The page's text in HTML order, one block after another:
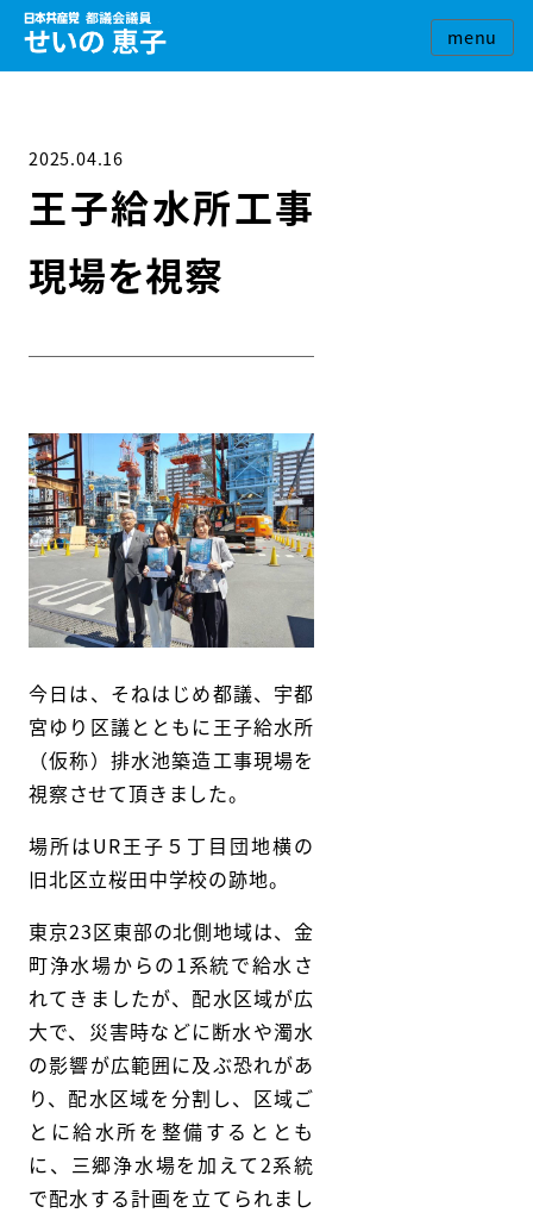
2025.04.16
王子給水所工事
現場を視察
今日は、そねはじめ都議、宇都
宮ゆり区議とともに王子給水所
（仮称）排水池築造工事現場を
視察させて頂きました。
場所はUR王子５丁目団地横の
旧北区立桜田中学校の跡地。
東京23区東部の北側地域は、金
町浄水場からの1系統で給水さ
れてきましたが、配水区域が広
大で、災害時などに断水や濁水
の影響が広範囲に及ぶ恐れがあ
り、配水区域を分割し、区域ご
とに給水所を整備するととも
に、三郷浄水場を加えて2系統
で配水する計画を立てられまし